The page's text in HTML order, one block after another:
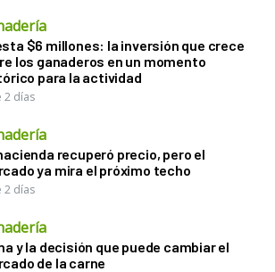
$6 millones: la inversión que crece
los ganaderos en un momento
para la actividad
2 días
recuperó precio, pero el
ya mira el próximo techo
2 días
y la decisión que puede cambiar el
de la carne